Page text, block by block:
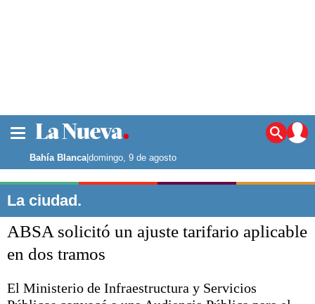
Noticias
La ciudad
Punta Alta
El mundo
Deportes
Escenario Olímpico
Bahía Blanca|domingo, 9 de agosto
La ciudad.
ABSA solicitó un ajuste tarifario aplicable
en dos tramos
El Ministerio de Infraestructura y Servicios